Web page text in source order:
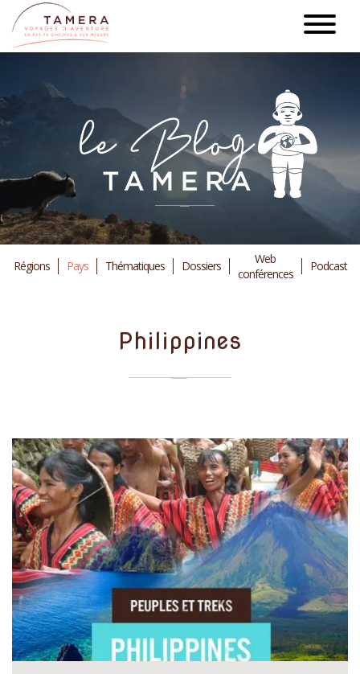
Aller
au
contenu
Régions Pays Thématiques Dossiers
Web
conférences
Podcast
Philippines